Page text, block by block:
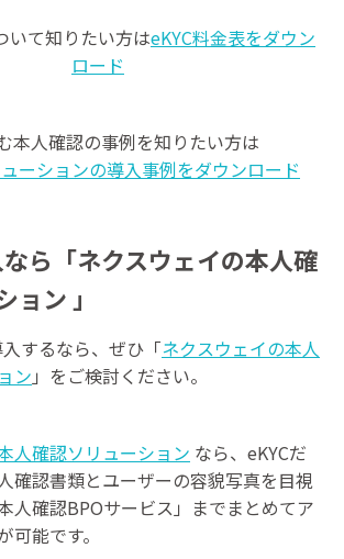
いて知りたい方はeKYC料金表をダウン
ロード
本人確認の事例を知りたい方は
ーションの導入事例をダウンロード
ら「ネクスウェイの本人確
ョン 」
するなら、ぜひ「ネクスウェイの本人
ン 」をご検討ください。
人確認ソリューション なら、eKYCだ
確認書類とユーザーの容貌写真を目視
人確認BPOサービス」までまとめてア
可能です。